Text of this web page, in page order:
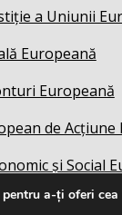
a Uniunii
Europeană
Europeană
de Acțiune
și Social
a-ți oferi cea